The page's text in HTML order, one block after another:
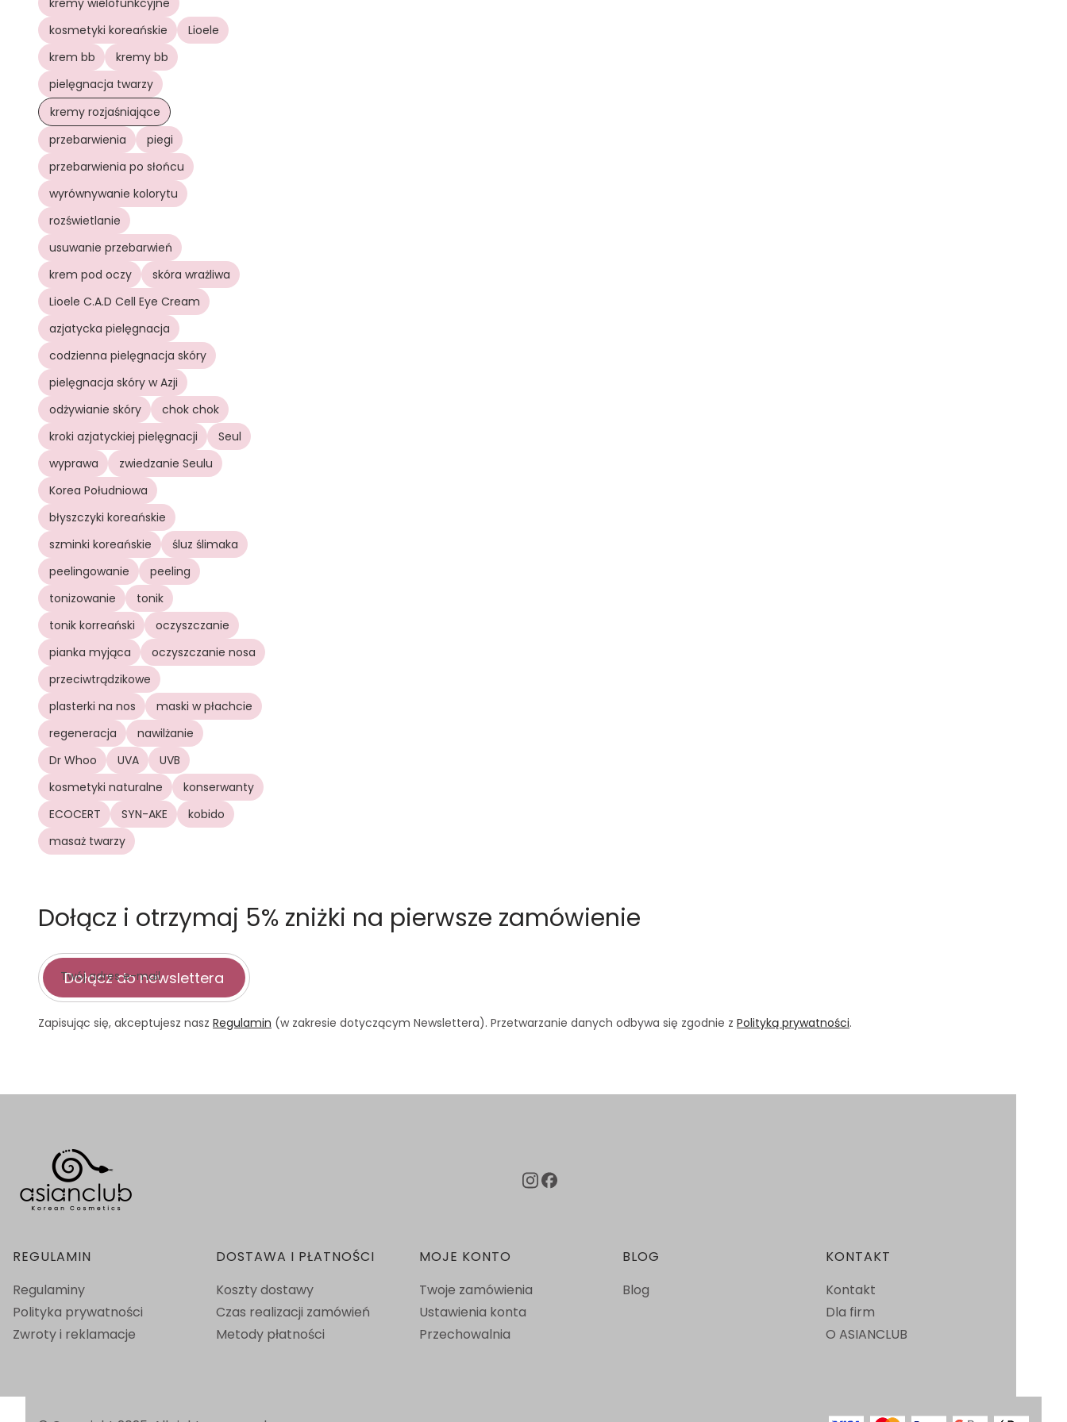
kremy wielofunkcyjne
kosmetyki koreańskie
Lioele
krem bb
kremy bb
pielęgnacja twarzy
kremy rozjaśniające
przebarwienia
piegi
przebarwienia po słońcu
wyrównywanie kolorytu
rozświetlanie
usuwanie przebarwień
krem pod oczy
skóra wrażliwa
Lioele C.A.D Cell Eye Cream
azjatycka pielęgnacja
codzienna pielęgnacja skóry
pielęgnacja skóry w Azji
odżywianie skóry
chok chok
kroki azjatyckiej pielęgnacji
Seul
wyprawa
zwiedzanie Seulu
Korea Południowa
błyszczyki koreańskie
szminki koreańskie
śluz ślimaka
peelingowanie
peeling
tonizowanie
tonik
tonik korreański
oczyszczanie
pianka myjąca
oczyszczanie nosa
przeciwtrądzikowe
plasterki na nos
maski w płachcie
regeneracja
nawilżanie
Dr Whoo
UVA
UVB
kosmetyki naturalne
konserwanty
ECOCERT
SYN-AKE
kobido
masaż twarzy
Dołącz i otrzymaj 5% zniżki na pierwsze zamówienie
Twój adres e-mail
Dołącz do newslettera
Zapisując się, akceptujesz nasz Regulamin (w zakresie dotyczącym Newslettera). Przetwarzanie danych odbywa się zgodnie z Polityką prywatności.
Linki w stopce
REGULAMIN
Regulaminy
Polityka prywatności
Zwroty i reklamacje
DOSTAWA I PŁATNOŚCI
Koszty dostawy
Czas realizacji zamówień
Metody płatności
MOJE KONTO
Twoje zamówienia
Ustawienia konta
Przechowalnia
BLOG
Blog
KONTAKT
Kontakt
Dla firm
O ASIANCLUB